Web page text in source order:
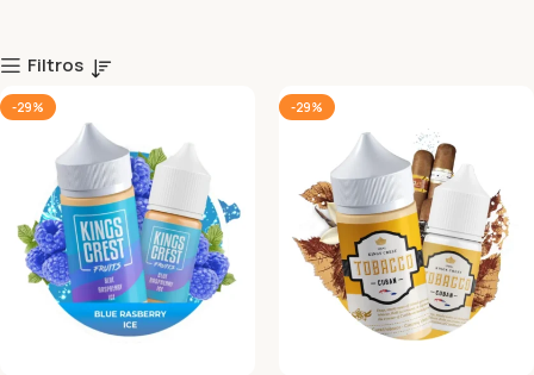
Filtros
-29% -29%